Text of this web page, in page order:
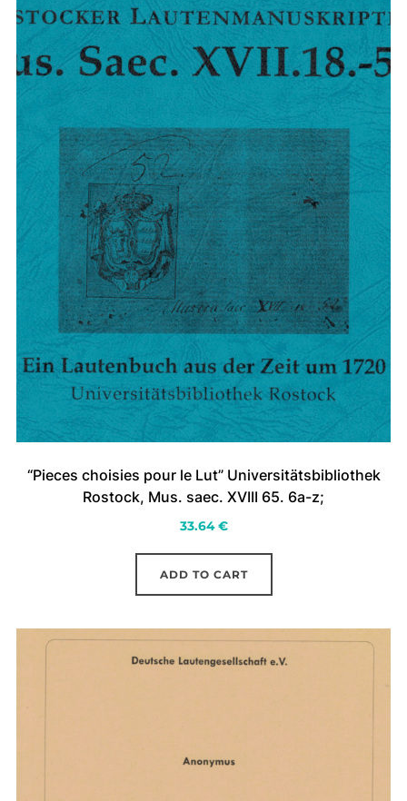
“Pieces choisies pour le Lut” Universitätsbibliothek
Rostock, Mus. saec. XVIII 65. 6a-z;
33.64€
ADD TO CART